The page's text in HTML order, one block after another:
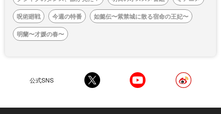
呪術廻戦
今週の特番
如懿伝〜紫禁城に散る宿命の王妃〜
明蘭〜才媛の春〜
公式SNS